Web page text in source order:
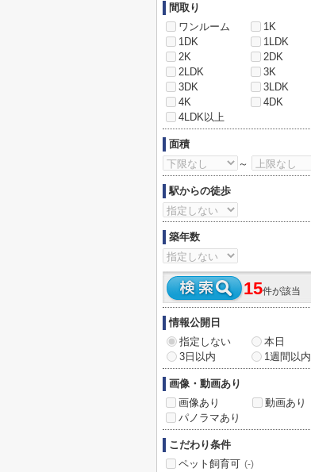
間取り
ワンルーム
1K
1DK
1LDK
2K
2DK
2LDK
3K
3DK
3LDK
4K
4DK
4LDK以上
面積
～
駅からの徒歩
築年数
15件が該当
情報公開日
指定しない
本日
3日以内
1週間以内
画像・動画あり
画像あり
動画あり
パノラマあり
こだわり条件
ペット飼育可 (-)